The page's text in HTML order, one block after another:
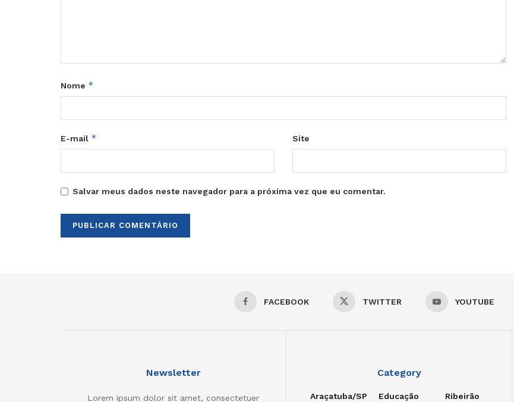
Nome *
E-mail * Site
Salvar meus dados neste navegador para a próxima vez que eu comentar.
FACEBOOK TWITTER YOUTUBE
Newsletter
Lorem ipsum dolor sit amet, consectetuer
Category
Araçatuba/SP Educação
Ribeirão